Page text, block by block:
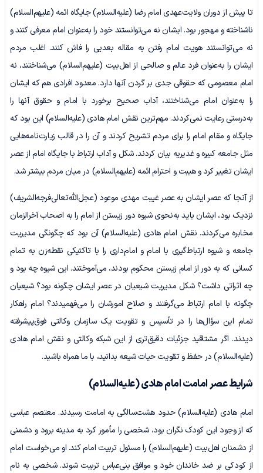
تا پیش از دوران ولایت‌عهدی امام رضا (علیه‌السلام) جایگاه ائمه (علیهم‌السلام)
ناشناخته و مهجور بود. ایشان نه می‌توانستند خود را به‌عنوان امام معرفی کنند و
نه می‌توانستند هویت امام رفتن به مقاله بعدیی را فاش کنند. اغلب مردم
ایشان را به‌عنوان فرد عالم و صالحی از اهل‌بیت (علیهم‌السلام) می‌شناختند، نه
امام معصومی که حقوقی جدی بر گردن آنها دارد. معدود افرادی هم که ایشان
را به‌عنوان امام می‌شناختند، آداب صحیح برخورد با امام و حقوق آنها را
به‌درستی رعایت نمی‌کردند. مهم‌ترین نقش امام هادی (علیه‌السلام) این بود که
جایگاه و مقام امام را برای مردم تشریح کردند و آن را در قالب زیارت‌نامه‌هایی
مثل جامعه کبیره و غدیریه بیان کردند. شکل و آداب ارتباط با جایگاه امام از عصر
ایشان تغییر کرد و هیبت و احترام ائمه (علیهم‌السلام) در میان مردم بیشتر شد.
از آنجا که عصر ایشان به عصر غیبت مهدی موعود (عجل‌الله‌تعالی‌فرجه‌الشریف)
نزدیک بود، ایشان باید به‌نحوی شیوه دور زیستن از امام را به اصحاب آخرالزمان
مخابره می‌کردند. نقش امام هادی (علیه‌السلام) آن بود که چگونگی مدیریت
جامعه و شیوه ارتباط‌گیری با امام و امام‌داری را با تاکتیکی نقطه‌زن به تمام
کسانی که به دور از امام زیستن محکوم بودند، می‌آ‌موختند. این شیوه چه بود و
چه اثراتی داشت؟ شکل مدیریت شیعیان در عصر ایشان چگونه بود؟ شیعیان
چگونه با امام ارتباط می‌گرفتند و صلاح امورشان را می‌فهمیدند؟ امام راهکار
تمام این سؤال‌ها را در تأسیس و تقویت یک سازمان وکالتی فوق‌پیشرفته
دیدند. اگر مشتاقید جزئیات دقیق‌تری از این شبکه وکالتی و نقش امام هادی
(علیه‌السلام) در حفظ و تقویت حیات شیعه بدانید، با ما همراه باشید.
شرایط عصر امامت امام هادی(علیه‌السلام)
امام هادی (علیه‌السلام) حدود هشت‌سالگی به امامت رسیدند. معتصم عباسی
که از وجود این کودک نگران بود، شخصی را مأمور کرد به مدینه برود و دشمنی
از دشمنان اهل‌بیت (علیهم‌السلام) را مسئول تربیت امام کند. او می‌خواست امام
از کودکی بر ضد خاندان خود و موافق بنی‌عباس تربیت شوند. شخصی به نام